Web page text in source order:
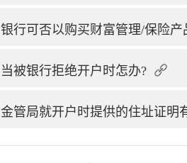
银行可否以购买财富管理/保险
当被银行拒绝开户时怎办?
金管局就开户时提供的住址证明